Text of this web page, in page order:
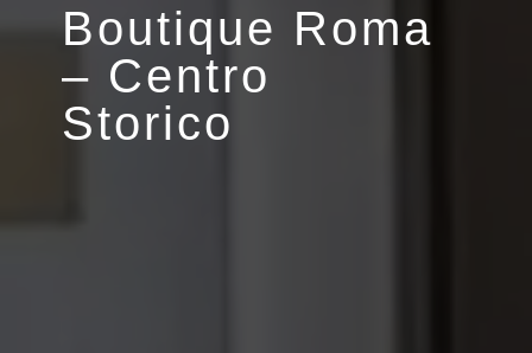
Boutique Roma
– Centro
Storico